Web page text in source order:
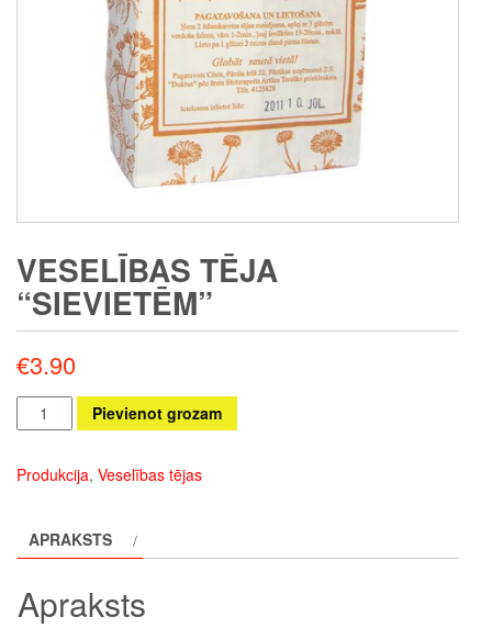
VESELĪBAS TĒJA
“SIEVIETĒM”
€3.90
Veselības
tēja
daudzums
Pievienot grozam
Produkcija, Veselības tējas
APRAKSTS
Apraksts